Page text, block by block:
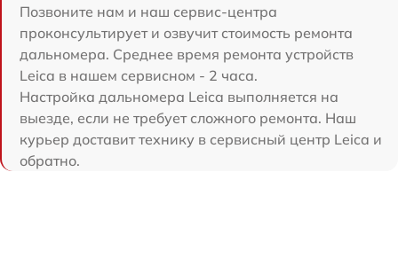
Позвоните нам и наш сервис-центра
проконсультирует и озвучит стоимость ремонта
дальномера. Среднее время ремонта устройств
Leica в нашем сервисном - 2 часа.
Настройка дальномера Leica выполняется на
выезде, если не требует сложного ремонта. Наш
курьер доставит технику в сервисный центр Leica и
обратно.